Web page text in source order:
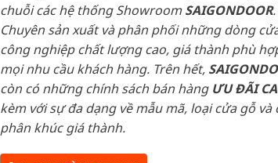
chuỗi các hệ thống ShowroomSAIGONDOOR.
Chuyên sản xuất và phân phối những dòng
công nghiệp chất lượng cao, giá thành phù
mọi nhu cầu khách hàng. Trên hết,
còn có những chính sách bán hàng ƯU ĐÃI
kèm với sự đa dạng về mẫu mã, loại cửa gỗ và
phân khúc giá thành.